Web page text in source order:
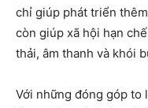
chỉ giúp phát triển
còn giúp xã hội hạn
thải, âm thanh và khói
Với những đóng góp to